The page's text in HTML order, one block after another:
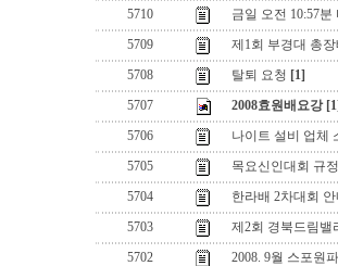
5710
금일 오전 10:57분
5709
제1회 부경대 총
5708
탈퇴 요청 [1]
5707
2008효원배요강
5706
나이트 설비 업체
5705
목요신인대회 규
5704
한라배 2차대회
5703
제2회 경북드림밸
5702
2008. 9월 스포원